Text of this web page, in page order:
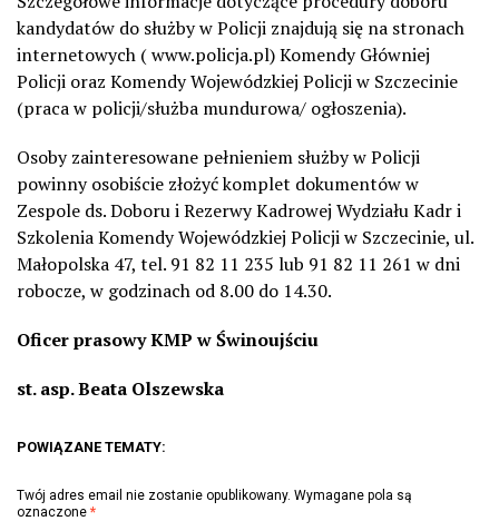
kandydatów do służby w Policji znajdują się na stronach
internetowych ( www.policja.pl) Komendy Główniej
Policji oraz Komendy Wojewódzkiej Policji w Szczecinie
(praca w policji/służba mundurowa/ ogłoszenia).
Osoby zainteresowane pełnieniem służby w Policji
powinny osobiście złożyć komplet dokumentów w
Zespole ds. Doboru i Rezerwy Kadrowej Wydziału Kadr i
Szkolenia Komendy Wojewódzkiej Policji w Szczecinie, ul.
Małopolska 47, tel. 91 82 11 235 lub 91 82 11 261 w dni
robocze, w godzinach od 8.00 do 14.30.
Oficer prasowy KMP w Świnoujściu
st. asp. Beata Olszewska
POWIĄZANE TEMATY:
Twój adres email nie zostanie opublikowany. Wymagane pola są
oznaczone *